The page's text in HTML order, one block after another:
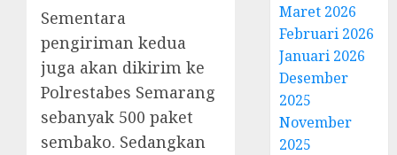
Sementara
pengiriman kedua
juga akan dikirim ke
Polrestabes Semarang
sebanyak 500 paket
sembako. Sedangkan
Maret 2026
Februari 2026
Januari 2026
Desember
2025
November
2025